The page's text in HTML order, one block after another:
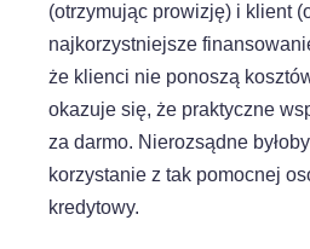
(otrzymując prowizję) i klient
najkorzystniejsze
że klienci nie ponoszą
okazuje się, że praktyczne
za darmo. Nierozsądne
korzystanie z tak pomocnej
kredytowy.